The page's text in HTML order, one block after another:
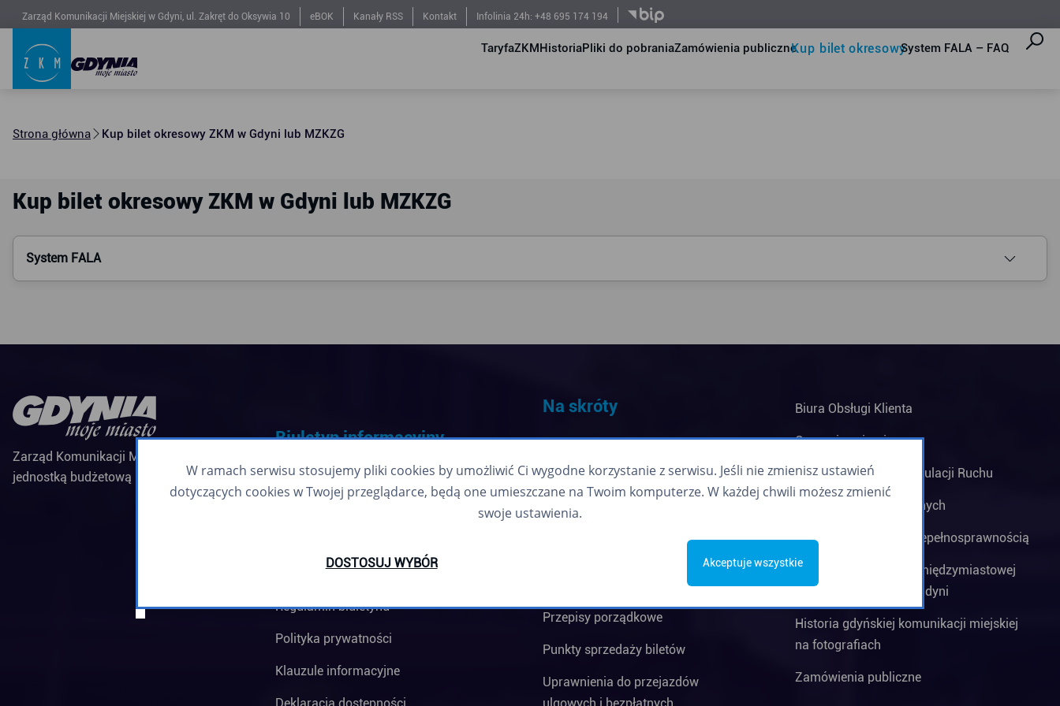
Zarząd Komunikacji Miejskiej w Gdyni, ul. Zakręt do Oksywia 10 eBOK Kanały RSS Kontakt Infolinia 24h: +48 695 174 194
TaryfaZKMHistoriaPliki do pobraniaZamówienia publiczneKup bilet okresowySystem FALA – FAQ
Strona główna Kup bilet okresowy ZKM w Gdyni lub MZKZG
Kup bilet okresowy ZKM w Gdyni lub MZKZG
System FALA
Zarząd Komunikacji Miejskiej w Gdyni jest
jednostką budżetową Miasta Gdyni
Biuletyn informacyjny
Zapisz się
Regulamin biuletynu
Polityka prywatności
Klauzule informacyjne
Na skróty
Kup bilet okresowy
FAQ
Przepisy porządkowe
Punkty sprzedaży biletów
Uprawnienia do przejazdów
Biura Obsługi Klienta
Czym się zajmujemy
Centrala Nadzoru i Regulacji Ruchu
Biuro Rzeczy Znalezionych
Minibusy dla osób z niepełnosprawnością
Dworzec komunikacji międzymiastowej
i międzynarodowej w Gdyni
Historia gdyńskiej komunikacji miejskiej
na fotografiach
Zamówienia publiczne
W ramach serwisu stosujemy pliki cookies by umożliwić Ci wygodne korzystanie z serwisu. Jeśli nie zmienisz ustawień
dotyczących cookies w Twojej przeglądarce, będą one umieszczane na Twoim komputerze. W każdej chwili możesz zmienić
swoje ustawienia.
DOSTOSUJ WYBÓR Akceptuje wszystkie